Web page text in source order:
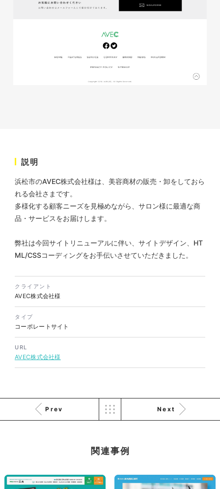
#メーカー・製造業・工業・インフ
杉野屋様 立春大福チラシ
印刷物
#産業廃棄物処理業
#イラスト
#エコ・環境
株式会社三共様 さんきょちゃ
んぬいぐるみ
イラスト・キャラクター
#ぬいぐるみ
ヒーパッケージ
ノベルティ
#産業廃棄物処理業
株式会社バスコフーズ様
FRUITFRUIT SNACK パッケ
説明
浜松市のAVEC株式会社様は、美容商材の販売・卸をしておら
れる会社さまです。
多様化する顧客ニーズを見極めながら、サロン様に最適な商
品・サービスをお届けします。
弊社は今回サイトリニューアルに伴い、サイトデザイン、HT
ML/CSSコーディングをお手伝いさせていただきました。
クライアント
AVEC株式会社様
タイプ
コーポレートサイト
URL
AVEC株式会社様
Prev Next
関連事例